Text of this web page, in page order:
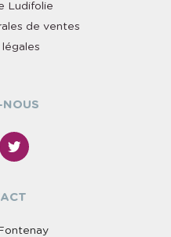
Ludifolie
de ventes
légales